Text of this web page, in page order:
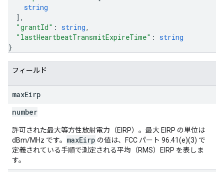
string
] ,
"grantId" : string,
"lastHeartbeatTransmitExpireTime" : string
}
フィールド
maxEirp
number
許可された最大等方性放射電力（EIRP）。最大 EIRP の単位は
dBm/MHz です。 maxEirp の値は、FCC パート 96.41(e)(3) で
定義されている手順で測定される平均（RMS）EIRP を表しま
す。